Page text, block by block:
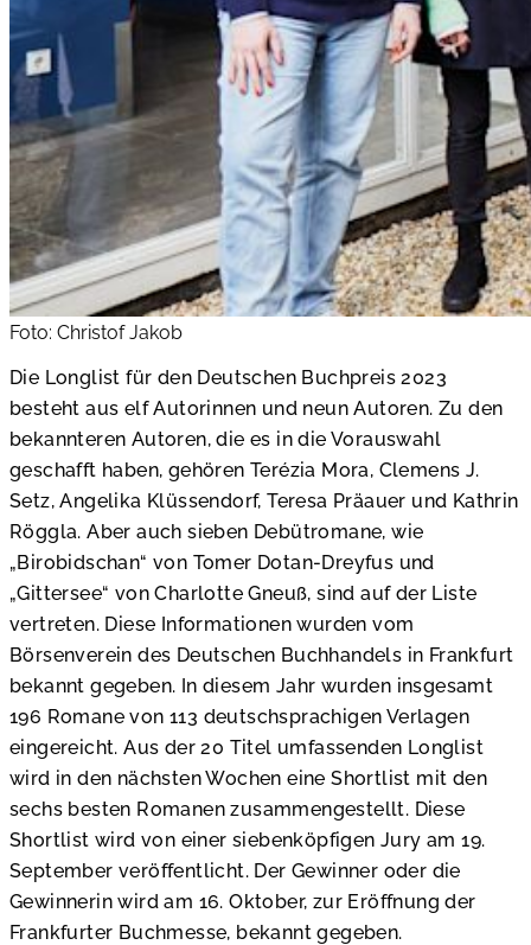
Foto: Christof Jakob
Die Longlist für den Deutschen Buchpreis 2023
besteht aus elf Autorinnen und neun Autoren. Zu den
bekannteren Autoren, die es in die Vorauswahl
geschafft haben, gehören Terézia Mora, Clemens J.
Setz, Angelika Klüssendorf, Teresa Präauer und Kathrin
Röggla. Aber auch sieben Debütromane, wie
„Birobidschan“ von Tomer Dotan-Dreyfus und
„Gittersee“ von Charlotte Gneuß, sind auf der Liste
vertreten. Diese Informationen wurden vom
Börsenverein des Deutschen Buchhandels in Frankfurt
bekannt gegeben. In diesem Jahr wurden insgesamt
196 Romane von 113 deutschsprachigen Verlagen
eingereicht. Aus der 20 Titel umfassenden Longlist
wird in den nächsten Wochen eine Shortlist mit den
sechs besten Romanen zusammengestellt. Diese
Shortlist wird von einer siebenköpfigen Jury am 19.
September veröffentlicht. Der Gewinner oder die
Gewinnerin wird am 16. Oktober, zur Eröffnung der
Frankfurter Buchmesse, bekannt gegeben.